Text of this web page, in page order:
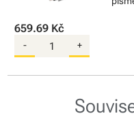
659.69 Kč
- +